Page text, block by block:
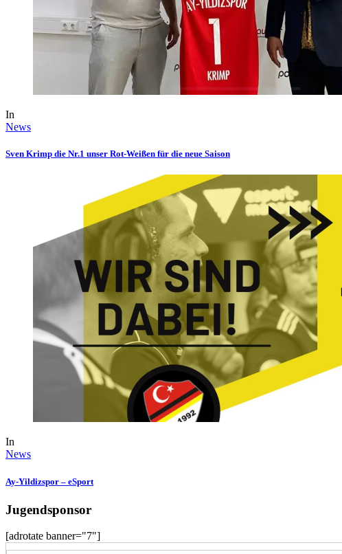
In
News
Sven Krimp die Nr.1 unser Rot-Weißen für die neue Saison
In
News
Ay-Yildizspor – eSport
Jugendsponsor
[adrotate banner="7"]